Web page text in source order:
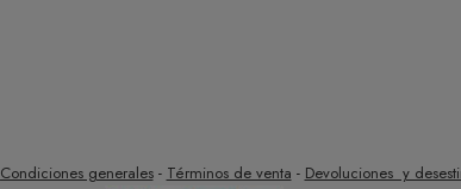
Condiciones generales- Términos de venta - Devoluciones y